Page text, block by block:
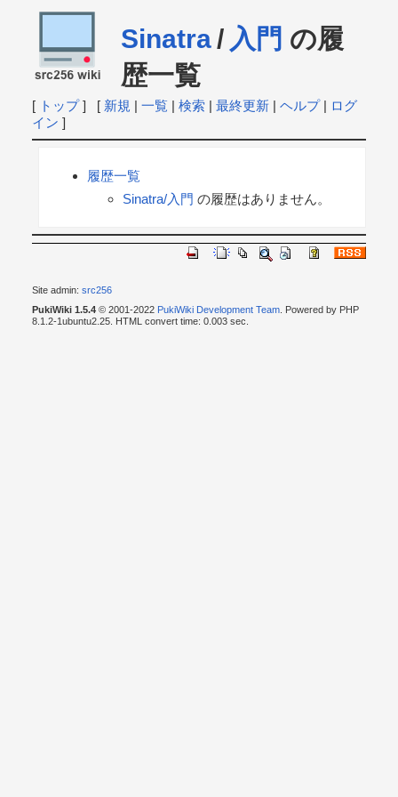
Sinatra/ 入門 の履
歴一覧
[ トップ] [ 新規 | 一覧| 検索| 最終更新| ヘルプ| ログ
イン ]
履歴一覧
Sinatra/入門 の履歴はありません。
Site admin: src256
PukiWiki 1.5.4© 2001-2022 PukiWiki Development Team. Powered by PHP
8.1.2-1ubuntu2.25. HTML convert time: 0.003 sec.